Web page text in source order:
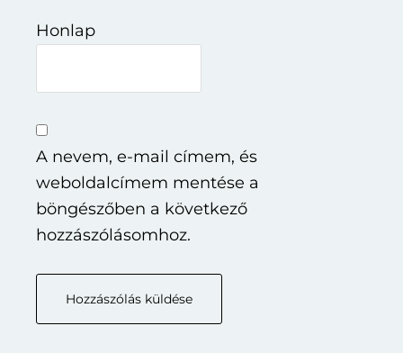
Honlap
A nevem, e-mail címem, és
weboldalcímem mentése a
böngészőben a következő
hozzászólásomhoz.